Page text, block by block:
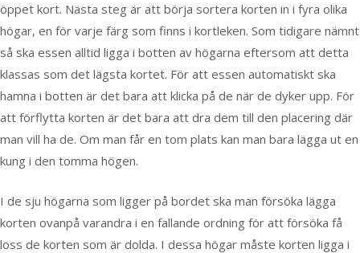
öppet kort. Nästa steg är att börja sortera korten in i fyra olika
högar, en för varje färg som finns i kortleken. Som tidigare nämnt
så ska essen alltid ligga i botten av högarna eftersom att detta
klassas som det lägsta kortet. För att essen automatiskt ska
hamna i botten är det bara att klicka på de när de dyker upp. För
att förflytta korten är det bara att dra dem till den placering där
man vill ha de. Om man får en tom plats kan man bara lägga ut en
kung i den tomma högen.
I de sju högarna som ligger på bordet ska man försöka lägga
korten ovanpå varandra i en fallande ordning för att försöka få
loss de korten som är dolda. I dessa högar måste korten ligga i